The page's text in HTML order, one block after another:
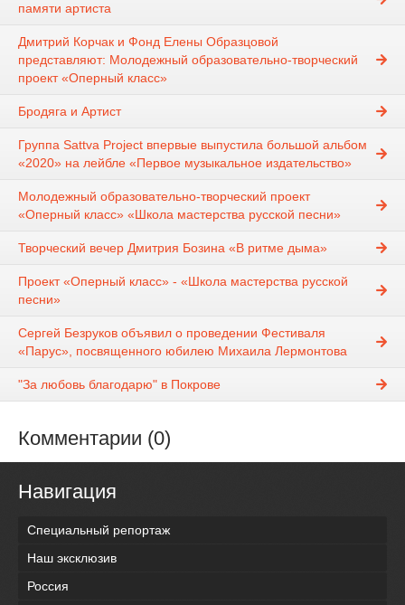
памяти артиста
Дмитрий Корчак и Фонд Елены Образцовой
представляют: Молодежный образовательно-творческий
проект «Оперный класс»
Бродяга и Артист
Группа Sattva Project впервые выпустила большой альбом
«2020» на лейбле «Первое музыкальное издательство»
Молодежный образовательно-творческий проект
«Оперный класс» «Школа мастерства русской песни»
Творческий вечер Дмитрия Бозина «В ритме дыма»
Проект «Оперный класс» - «Школа мастерства русской
песни»
Сергей Безруков объявил о проведении Фестиваля
«Парус», посвященного юбилею Михаила Лермонтова
"За любовь благодарю" в Покрове
Комментарии (0)
Навигация
Специальный репортаж
Наш эксклюзив
Россия